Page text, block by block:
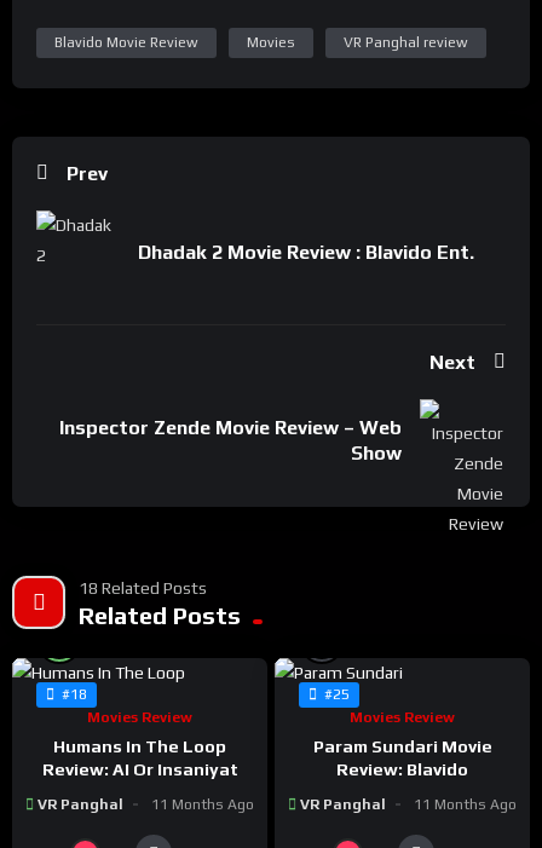
Blavido Movie Review Movies VR Panghal review
Prev
Dhadak 2 Movie Review : Blavido Ent.
Next
Inspector Zende Movie Review – Web
Show
18 Related Posts
Related Posts
#18
Movies Review
Humans In The Loop
Review: AI Or Insaniyat
VR Panghal 11 Months Ago
#25
Movies Review
Param Sundari Movie
Review: Blavido
VR Panghal 11 Months Ago